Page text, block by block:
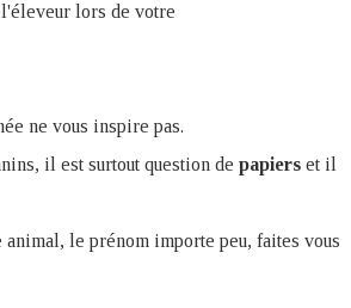
lors de votre
ne vous inspire pas.
il est surtout question de papiers et il
le prénom importe peu, faites vous